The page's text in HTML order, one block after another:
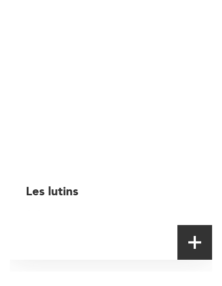
Les lutins